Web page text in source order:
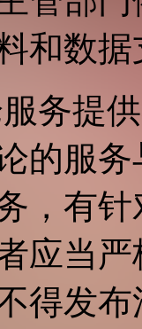
和数
务提
的服
，有
应当
得发